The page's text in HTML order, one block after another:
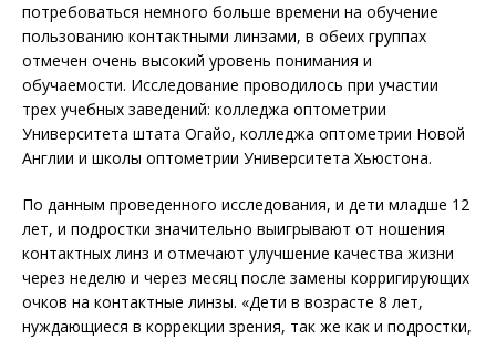
потребоваться немного больше времени на обучение
пользованию контактными линзами, в обеих группах
отмечен очень высокий уровень понимания и
обучаемости. Исследование проводилось при участии
трех учебных заведений: колледжа оптометрии
Университета штата Огайо, колледжа оптометрии Новой
Англии и школы оптометрии Университета Хьюстона.
По данным проведенного исследования, и дети младше 12
лет, и подростки значительно выигрывают от ношения
контактных линз и отмечают улучшение качества жизни
через неделю и через месяц после замены корригирующих
очков на контактные линзы. «Дети в возрасте 8 лет,
нуждающиеся в коррекции зрения, так же как и подростки,